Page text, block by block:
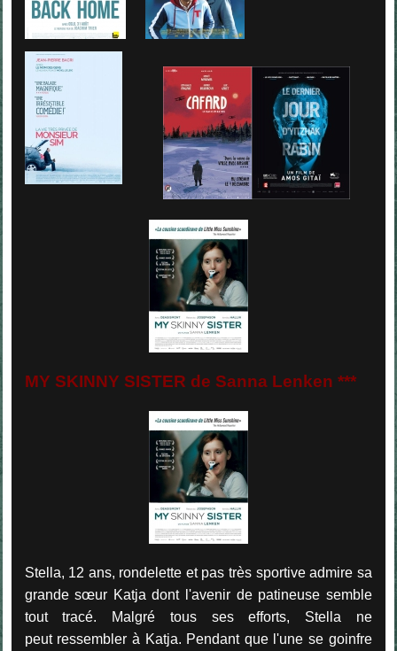
MY SKINNY SISTER de Sanna Lenken ***
Stella, 12 ans, rondelette et pas très sportive admire sa
grande sœur Katja dont l'avenir de patineuse semble
tout tracé. Malgré tous ses efforts, Stella ne
peut ressembler à Katja. Pendant que l'une se goinfre